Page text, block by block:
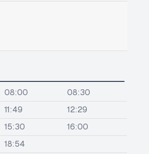
08:00
08:30
11:49
12:29
15:30
16:00
18:54